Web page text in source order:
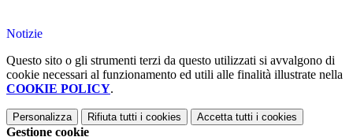
Notizie
Questo sito o gli strumenti terzi da questo utilizzati si avvalgono di
cookie necessari al funzionamento ed utili alle finalità illustrate nella
COOKIE POLICY.
Personalizza Rifiuta tutti i cookies Accetta tutti i cookies
Gestione cookie